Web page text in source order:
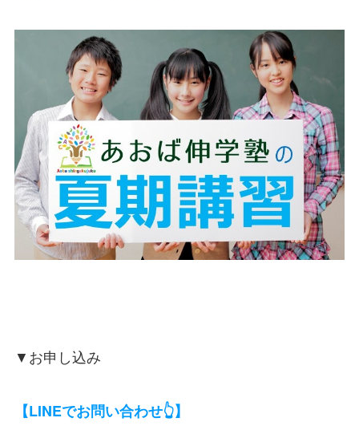
▼お申し込み
【LINEでお問い合わせ👆】